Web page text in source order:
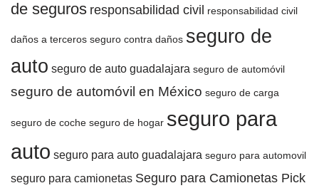
de seguros responsabilidad civil responsabilidad civil
daños a terceros seguro contra daños seguro de
auto seguro de auto guadalajara seguro de automóvil
seguro de automóvil en México seguro de carga
seguro de coche seguro de hogar seguro para
auto seguro para auto guadalajara seguro para automovil
seguro para camionetas Seguro para Camionetas Pick